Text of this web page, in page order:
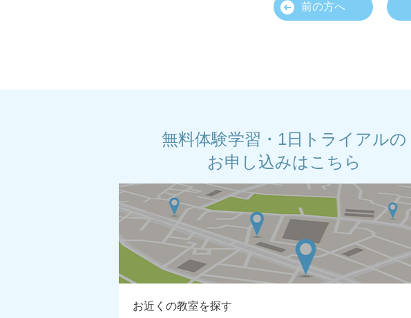
前の方へ
無料体験学習・1日トライアルの
お申し込みはこちら
お近くの教室を探す